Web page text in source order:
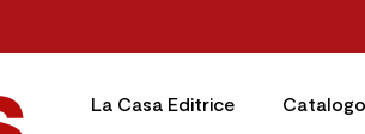
La Casa Editrice Catalogo